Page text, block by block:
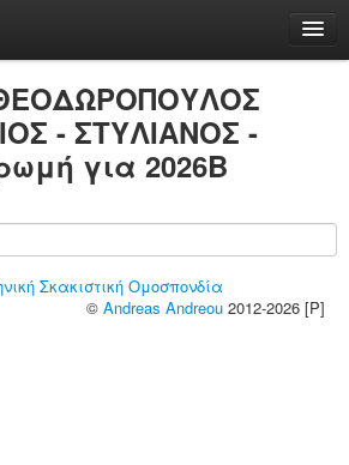
- ΣΤΥΛΙΑΝΟΣ -
για 2026B
Σκακιστική Ομοσπονδία
© Andreas Andreou 2012-2026 [P]